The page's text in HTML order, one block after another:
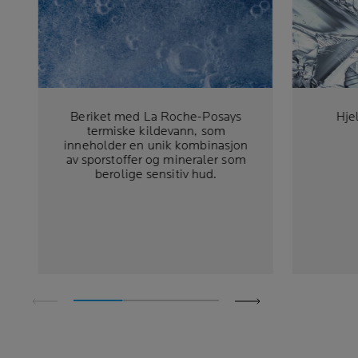
Beriket med La Roche-Posays
termiske kildevann, som
inneholder en unik kombinasjon
av sporstoffer og mineraler som
berolige sensitiv hud.